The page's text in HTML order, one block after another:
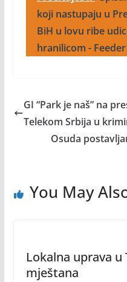
koji nastupaju u
BiH u lovu ribe
hranilicom -
GI “Park je naš” na
Telekom Srbija u
Osuda
You May
Lokalna uprava u
mještana